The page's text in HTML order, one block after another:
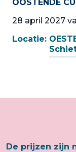
OOSTENDE
28 april 2027
Locatie:
De prijzen zijn